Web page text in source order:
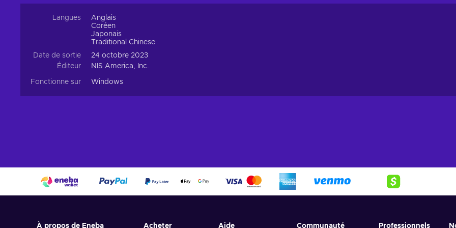
Langues
Anglais
Coréen
Japonais
Traditional Chinese
Date de sortie
24 octobre 2023
Éditeur
NIS America, Inc.
Fonctionne sur Windows
À propos de Eneba Acheter Aide Communauté Professionnels